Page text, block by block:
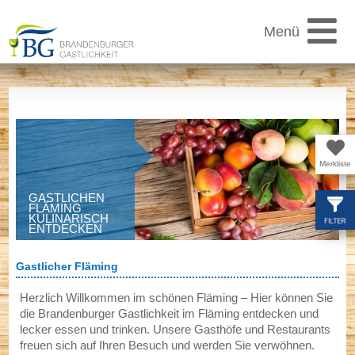
Menü
Gasthöfe
Regionen
Angebote
Feste
Merkliste
GASTLICHEN
FLÄMING
KULINARISCH
ENTDECKEN
Gastlicher Fläming
Herzlich Willkommen im schönen Fläming – Hier können Sie
die Brandenburger Gastlichkeit im Fläming entdecken und
lecker essen und trinken. Unsere Gasthöfe und Restaurants
freuen sich auf Ihren Besuch und werden Sie verwöhnen.